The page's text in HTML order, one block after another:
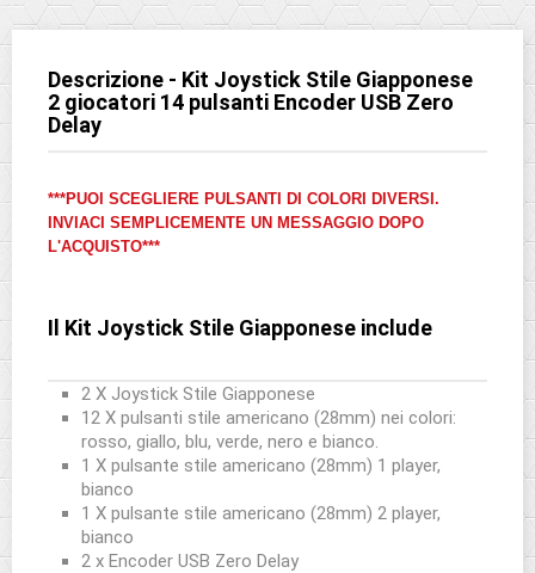
Descrizione - Kit Joystick Stile Giapponese
2 giocatori 14 pulsanti Encoder USB Zero
Delay
***PUOI SCEGLIERE PULSANTI DI COLORI DIVERSI.
INVIACI SEMPLICEMENTE UN MESSAGGIO DOPO
L'ACQUISTO***
Il Kit Joystick Stile Giapponese include
2 X Joystick Stile Giapponese
12 X pulsanti stile americano (28mm) nei colori:
rosso, giallo, blu, verde, nero e bianco.
1 X pulsante stile americano (28mm) 1 player,
bianco
1 X pulsante stile americano (28mm) 2 player,
bianco
2 x Encoder USB Zero Delay